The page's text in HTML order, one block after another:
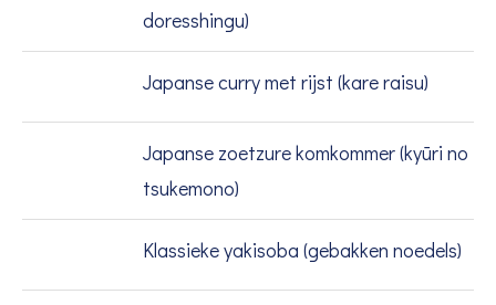
doresshingu)
Japanse curry met rijst (kare raisu)
Japanse zoetzure komkommer (kyūri no
tsukemono)
Klassieke yakisoba (gebakken noedels)